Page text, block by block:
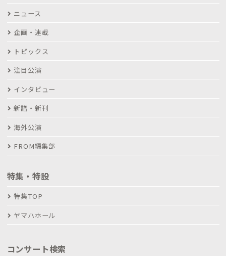
ニュース
企画・連載
トピックス
注目公演
インタビュー
新譜・新刊
海外公演
FROM編集部
特集・特設
特集TOP
ヤマハホール
コンサート検索